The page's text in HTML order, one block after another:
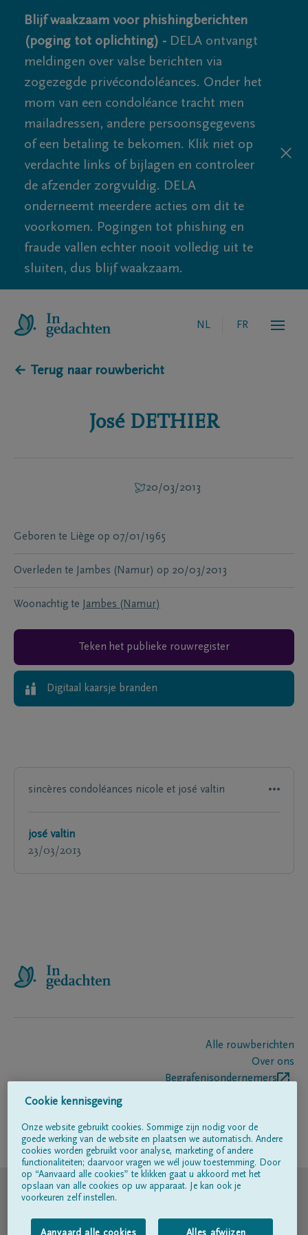
Blijf waakzaam voor phishingberichten
(poging tot oplichting) - DELA ontvangt
meldingen over valse berichten via
zogezegde privécondoléances. Onder het
mom van een condoléance tracht men
mailadressen, andere persoonsgegevens
of een betaling te bekomen. Klik niet op
verdachte links of bijlagen en controleer
de afzender zorgvuldig. DELA
onderneemt meerdere acties om dit te
voorkomen. Pogingen tot phishing en
fraude vallen echter nooit volledig uit te
sluiten, dus blijf waakzaam.
NL FR
← Terug naar rouwbericht
José DETHIER
20/03/2013
Geboren te Liège op 07/01/1965
Overleden te Jambes (Namur) op 20/03/2013
Woonachtig te Jambes (Namur)
Teken het publieke rouwregister
Digitaal kaarsje branden
sincères condoléances nicole et josé valtin
josé valtin
23/03/2013
Alle rouwberichten
Over ons
Begrafenisondernemers
Volg ons op
© DELA
Gebruiksvoorwaarden
Cookie kennisgeving
Onze website gebruikt cookies. Sommige zijn nodig voor de
goede werking van de website en plaatsen we automatisch. Andere
cookies worden gebruikt voor analyse, marketing of andere
functionaliteiten; daarvoor vragen we wél jouw toestemming. Door
op “Aanvaard alle cookies” te klikken gaat u akkoord met het
opslaan van alle cookies op uw apparaat. Je kan ook je
voorkeuren zelf instellen.